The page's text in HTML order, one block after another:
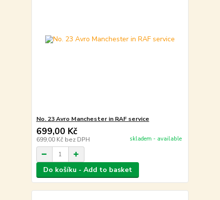
No. 23 Avro Manchester in RAF service
699,00 Kč
699,00 Kč bez DPH skladem - available
Do košíku - Add to basket